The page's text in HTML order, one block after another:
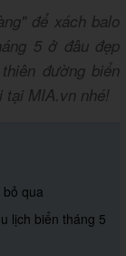
để xách balo
5 ở đâu đẹp
đường biển
tại MIA.vn nhé!
qua
lịch biển tháng 5